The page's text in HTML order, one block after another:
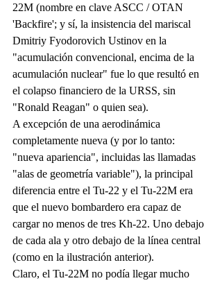
22M (nombre en clave ASCC / OTAN
'Backfire'; y sí, la insistencia del mariscal
Dmitriy Fyodorovich Ustinov en la
"acumulación convencional, encima de la
acumulación nuclear" fue lo que resultó en
el colapso financiero de la URSS, sin
"Ronald Reagan" o quien sea).
A excepción de una aerodinámica
completamente nueva (y por lo tanto:
"nueva apariencia", incluidas las llamadas
"alas de geometría variable"), la principal
diferencia entre el Tu-22 y el Tu-22M era
que el nuevo bombardero era capaz de
cargar no menos de tres Kh-22. Uno debajo
de cada ala y otro debajo de la línea central
(como en la ilustración anterior).
Claro, el Tu-22M no podía llegar mucho